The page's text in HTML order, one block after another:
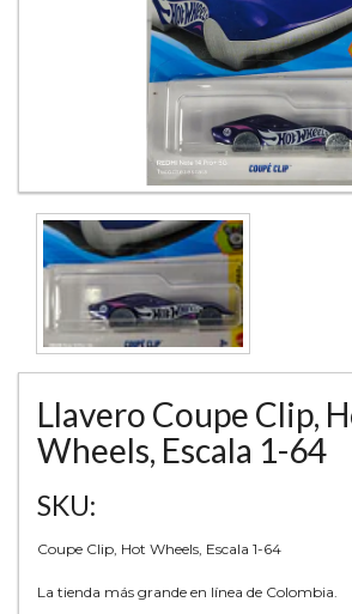
Llavero Coupe Clip,
Wheels, Escala 1-64
SKU:
Coupe Clip, Hot Wheels, Escala 1-64
La tienda más grande en línea de Colombia.